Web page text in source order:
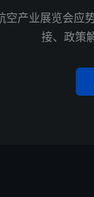
空产业展览会
接、政策